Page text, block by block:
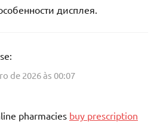
дисплея.
de 2026 às 00:07
pharmacies buy prescription